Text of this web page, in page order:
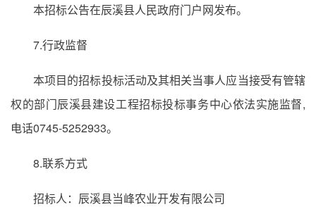
本招标公告在辰溪县人民政府门户网发布。
7.行政监督
本项目的招标投标活动及其相关当事人应当接受有管辖
权的部门辰溪县建设工程招标投标事务中心依法实施监督,
电话0745-5252933。
8.联系方式
招标人：辰溪县当峰农业开发有限公司